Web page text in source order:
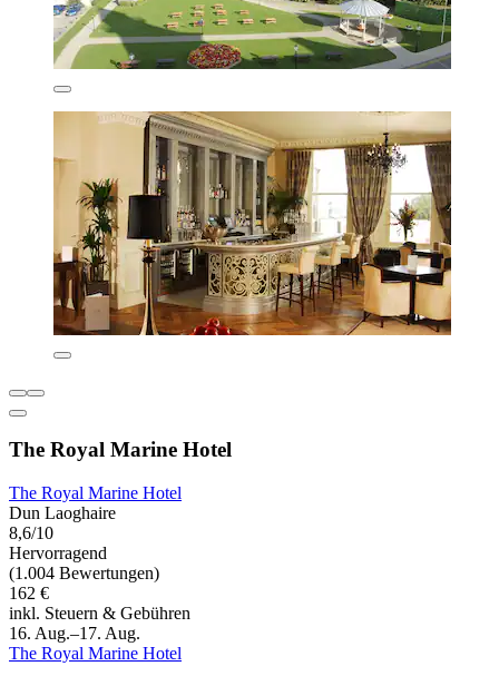
The Royal Marine Hotel
The Royal Marine Hotel
Dun Laoghaire
8,6/10
Hervorragend
(1.004 Bewertungen)
162 €
inkl. Steuern & Gebühren
16. Aug.–17. Aug.
The Royal Marine Hotel